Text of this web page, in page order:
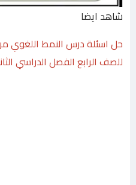
شاهد ايضا
حل اسئلة درس النمط اللغوي
للصف الرابع الفصل الدراسي